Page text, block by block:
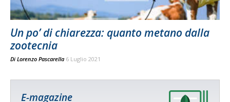
Un po’ di chiarezza: quanto metano dalla
zootecnia
Di Lorenzo Pascarella 6 Luglio 2021
E-magazine